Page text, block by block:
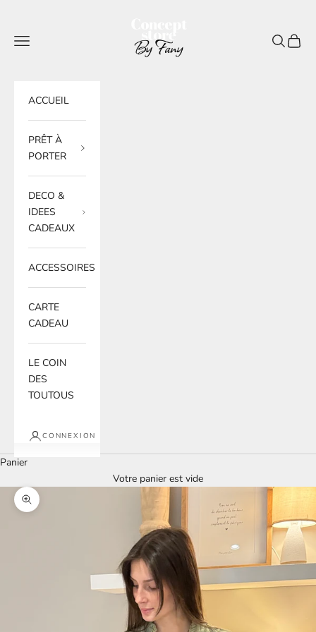
Menu
Recherche
Panier
ACCUEIL
PRÊT À
PORTER
DECO &
IDEES
CADEAUX
ACCESSOIRES
CARTE
CADEAU
LE COIN
DES
TOUTOUS
CONNEXION
Panier
Votre panier est vide
Zoomer sur l'image